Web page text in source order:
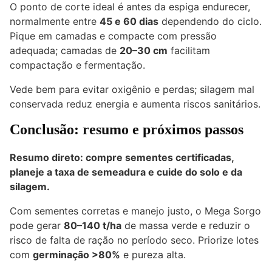
O ponto de corte ideal é antes da espiga endurecer,
normalmente entre 45 e 60 dias dependendo do ciclo.
Pique em camadas e compacte com pressão
adequada; camadas de 20–30 cm facilitam
compactação e fermentação.
Vede bem para evitar oxigênio e perdas; silagem mal
conservada reduz energia e aumenta riscos sanitários.
Conclusão: resumo e próximos passos
Resumo direto: compre sementes certificadas,
planeje a taxa de semeadura e cuide do solo e da
silagem.
Com sementes corretas e manejo justo, o Mega Sorgo
pode gerar 80–140 t/ha de massa verde e reduzir o
risco de falta de ração no período seco. Priorize lotes
com germinação >80% e pureza alta.